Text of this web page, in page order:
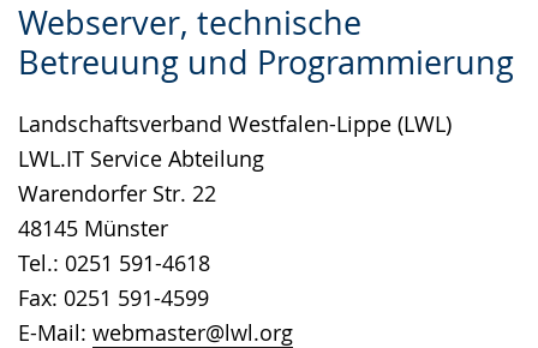
Webserver, technische
Betreuung und Programmierung
Landschaftsverband Westfalen-Lippe (LWL)
LWL.IT Service Abteilung
Warendorfer Str. 22
48145 Münster
Tel.: 0251 591-4618
Fax: 0251 591-4599
E-Mail: webmaster@lwl.org
Leichten
Sprache
Audio-
Unterstützung.
Video
in
Gebärdensprache
wird
angezeigt.